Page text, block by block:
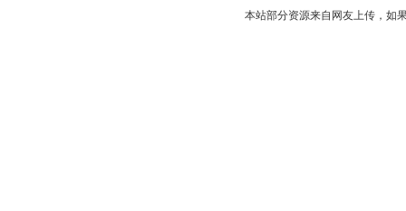
本站部分资源来自网友上传，如